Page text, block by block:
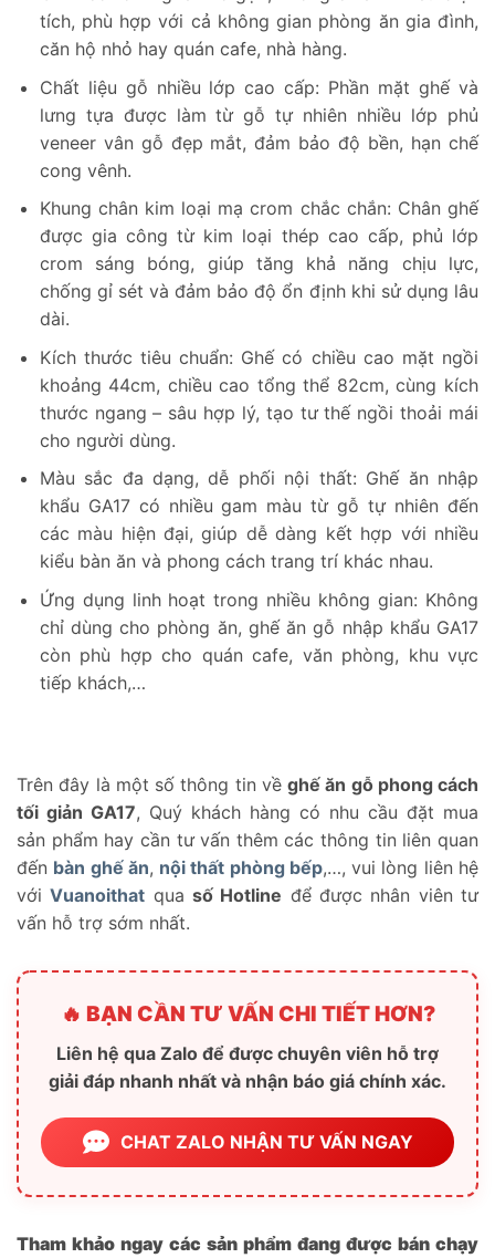
tích, phù hợp với cả không gian phòng ăn gia đình,
căn hộ nhỏ hay quán cafe, nhà hàng.
Chất liệu gỗ nhiều lớp cao cấp: Phần mặt ghế và
lưng tựa được làm từ gỗ tự nhiên nhiều lớp phủ
veneer vân gỗ đẹp mắt, đảm bảo độ bền, hạn chế
cong vênh.
Khung chân kim loại mạ crom chắc chắn: Chân ghế
được gia công từ kim loại thép cao cấp, phủ lớp
crom sáng bóng, giúp tăng khả năng chịu lực,
chống gỉ sét và đảm bảo độ ổn định khi sử dụng lâu
dài.
Kích thước tiêu chuẩn: Ghế có chiều cao mặt ngồi
khoảng 44cm, chiều cao tổng thể 82cm, cùng kích
thước ngang – sâu hợp lý, tạo tư thế ngồi thoải mái
cho người dùng.
Màu sắc đa dạng, dễ phối nội thất: Ghế ăn nhập
khẩu GA17 có nhiều gam màu từ gỗ tự nhiên đến
các màu hiện đại, giúp dễ dàng kết hợp với nhiều
kiểu bàn ăn và phong cách trang trí khác nhau.
Ứng dụng linh hoạt trong nhiều không gian: Không
chỉ dùng cho phòng ăn, ghế ăn gỗ nhập khẩu GA17
còn phù hợp cho quán cafe, văn phòng, khu vực
tiếp khách,…
Trên đây là một số thông tin về ghế ăn gỗ phong cách
tối giản GA17, Quý khách hàng có nhu cầu đặt mua
sản phẩm hay cần tư vấn thêm các thông tin liên quan
đến bàn ghế ăn, nội thất phòng bếp,…, vui lòng liên hệ
vớiVuanoithat quasố Hotline để được nhân viên tư
vấn hỗ trợ sớm nhất.
🔥 BẠN CẦN TƯ VẤN CHI TIẾT HƠN?
Liên hệ qua Zalo để được chuyên viên hỗ trợ
giải đáp nhanh nhất và nhận báo giá chính xác.
CHAT ZALO NHẬN TƯ VẤN NGAY
Tham khảo ngay các sản phẩm đang được bán chạy